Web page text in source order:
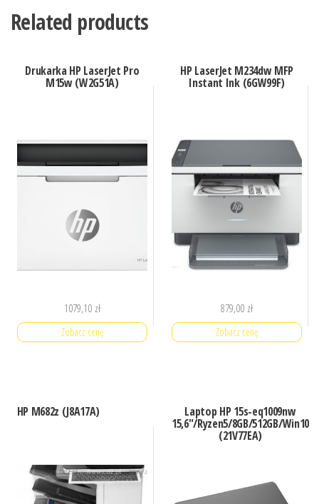
Related products
Drukarka HP LaserJet Pro
M15w (W2G51A)
1079,10 zł
Zobacz cenę
HP LaserJet M234dw MFP
Instant Ink (6GW99F)
879,00 zł
Zobacz cenę
HP M682z (J8A17A) Laptop HP 15s-eq1009nw
15,6″/Ryzen5/8GB/512GB/Win10
(21V77EA)